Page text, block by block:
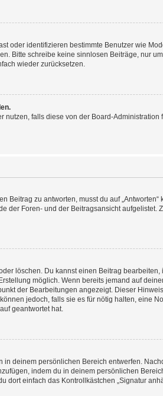
oder identifizieren bestimmte Benutzer wie
Bitte schreibe keine sinnlosen Beiträge, nur
wieder zurücksetzen.
falls diese von der Board-
Beitrag zu antworten, musst du auf
Foren- und der Beitragsansicht aufgelistet.
löschen. Du kannst einen Beitrag bearbeiten,
möglich. Wenn bereits jemand auf
der Bearbeitungen angezeigt. Dieser
jedoch, falls sie es für nötig halten, eine
geantwortet hat.
deinem persönlichen Bereich entwerfen.
indem du in deinem persönlichen
einfach das Kontrollkästchen „Signatur